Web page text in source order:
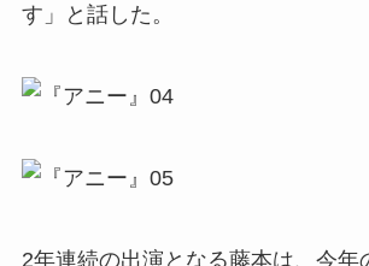
す」と話した。
2年連続の出演となる藤本は、今年